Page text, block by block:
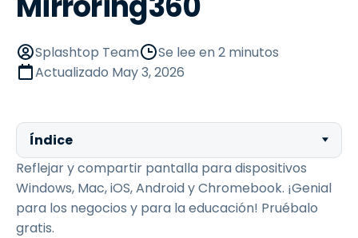
Splashtop Team
Se lee en 2 minutos
Actualizado May 3, 2026
Índice
Reflejar y compartir pantalla para dispositivos
Windows, Mac, iOS, Android y Chromebook. ¡Genial
para los negocios y para la educación! Pruébalo
gratis.